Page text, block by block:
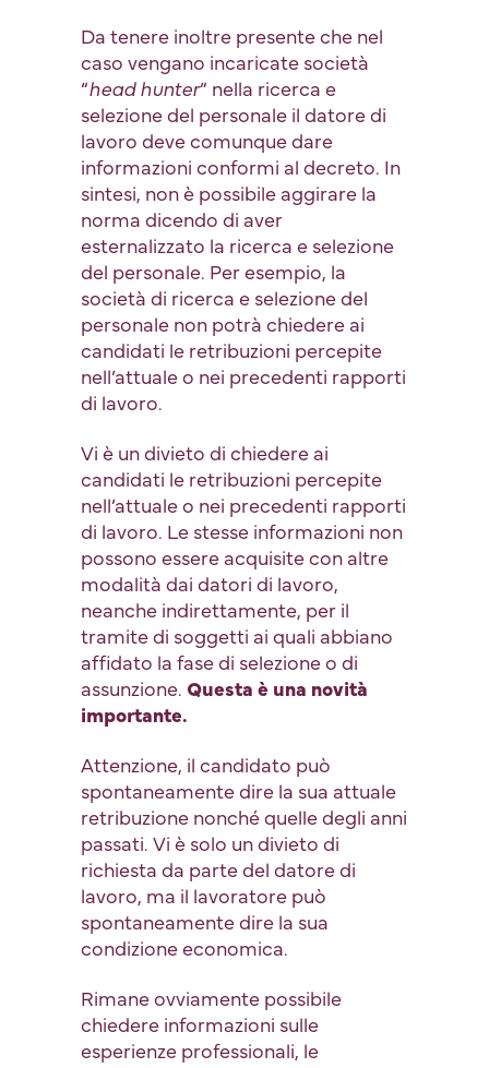
Da tenere inoltre presente che nel
caso vengano incaricate società
“head hunter” nella ricerca e
selezione del personale il datore di
lavoro deve comunque dare
informazioni conformi al decreto. In
sintesi, non è possibile aggirare la
norma dicendo di aver
esternalizzato la ricerca e selezione
del personale. Per esempio, la
società di ricerca e selezione del
personale non potrà chiedere ai
candidati le retribuzioni percepite
nell’attuale o nei precedenti rapporti
di lavoro.
Vi è un divieto di chiedere ai
candidati le retribuzioni percepite
nell’attuale o nei precedenti rapporti
di lavoro. Le stesse informazioni non
possono essere acquisite con altre
modalità dai datori di lavoro,
neanche indirettamente, per il
tramite di soggetti ai quali abbiano
affidato la fase di selezione o di
assunzione. Questa è una novità
importante.
Attenzione, il candidato può
spontaneamente dire la sua attuale
retribuzione nonché quelle degli anni
passati. Vi è solo un divieto di
richiesta da parte del datore di
lavoro, ma il lavoratore può
spontaneamente dire la sua
condizione economica.
Rimane ovviamente possibile
chiedere informazioni sulle
esperienze professionali, le